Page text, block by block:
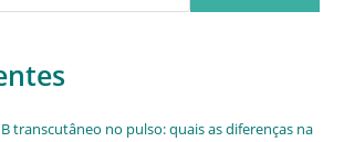
transcutâneo no pulso: quais as diferenças na